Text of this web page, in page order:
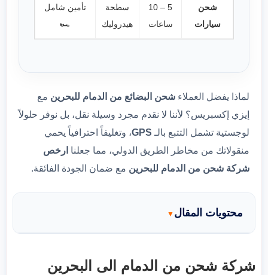
شحن
سيارات
5 – 10
ساعات
سطحة
هيدروليك
تأمين شامل
🏎️
لماذا يفضل العملاء شحن البضائع من الدمام للبحرين مع
إيزي إكسبريس؟ لأننا لا نقدم مجرد وسيلة نقل، بل نوفر حلولاً
لوجستية تشمل التتبع بالـ GPS، وتغليفاً احترافياً يحمي
منقولاتك من مخاطر الطريق الدولي، مما جعلنا ارخص
شركة شحن من الدمام للبحرين مع ضمان الجودة الفائقة.
محتويات المقال ▼
شركة شحن من الدمام الى البحرين